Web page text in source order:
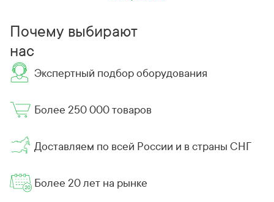
Почему выбирают
нас
Экспертный подбор оборудования
Более 250 000 товаров
Доставляем по всей России и в страны СНГ
Более 20 лет на рынке